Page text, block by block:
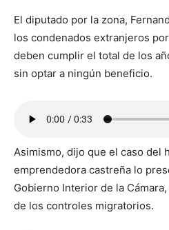
El diputado por la zona,
los condenados extranjeros
deben cumplir el total de los
sin optar a ningún beneficio.
Asimismo, dijo que el caso del
emprendedora castreña lo
Gobierno Interior de la
de los controles migratorios.